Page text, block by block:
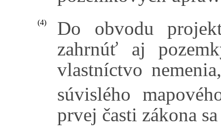
(4)
Do obvodu
zahrnúť aj
vlastníctvo
súvislého
prvej časti zákona